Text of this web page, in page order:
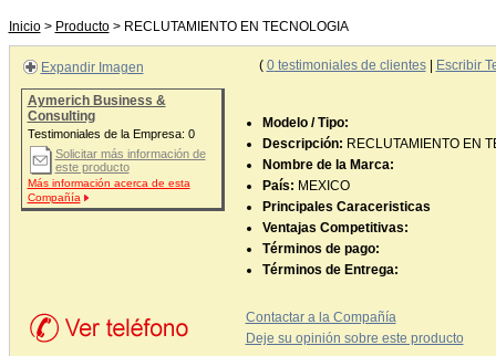
Inicio> Producto> RECLUTAMIENTO EN TECNOLOGIA
Expandir Imagen
Aymerich Business &
Consulting
Testimoniales de la Empresa: 0
Solicitar más información de
este producto
Más información acerca de esta
Compañía
( 0testimoniales de clientes| Escribir
Modelo / Tipo:
Descripción: RECLUTAMIENTO EN
Nombre de la Marca:
País: MEXICO
Principales Caraceristicas
Ventajas Competitivas:
Términos de pago:
Términos de Entrega:
Contactar a la Compañía
Deje su opinión sobre este producto